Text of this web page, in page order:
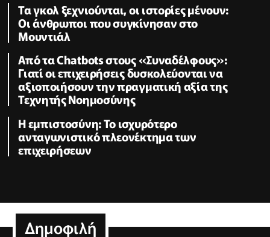
Τα γκολ ξεχνιούνται, οι ιστορίες μένουν:
Οι άνθρωποι που συγκίνησαν στο
Μουντιάλ
Από τα Chatbots στους «Συναδέλφους»:
Γιατί οι επιχειρήσεις δυσκολεύονται να
αξιοποιήσουν την πραγματική αξία της
Τεχνητής Νοημοσύνης
Η εμπιστοσύνη: Το ισχυρότερο
ανταγωνιστικό πλεονέκτημα των
επιχειρήσεων
Δημοφιλή